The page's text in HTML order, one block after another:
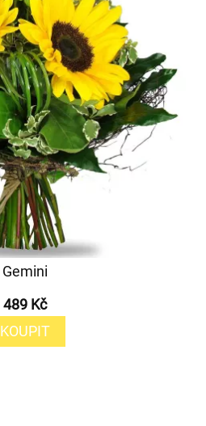
Gemini
489 Kč
KOUPIT